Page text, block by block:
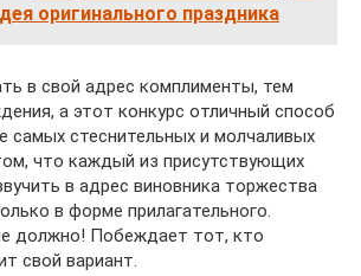
оригинального праздника
в свой адрес комплименты, тем
а этот конкурс отличный способ
самых стеснительных и молчаливых
что каждый из присутствующих
в адрес виновника торжества
в форме прилагательного.
должно! Побеждает тот, кто
свой вариант.